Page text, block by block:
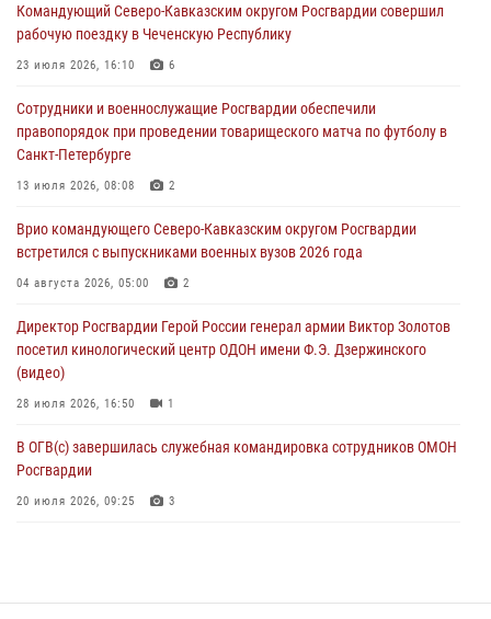
настольному теннису ко Дню физкультурника
08 августа 2026, 07:00
ограниченными возможностями здоровья (видео)
08 августа 2026, 06:32 1
Спецназ Росгвардии в Марий Эл почтил память товарища на
08 августа 2026, 06:15 9
День физкультурника в Уральском округе Росгвардии отметили
08 августа 2026, 06:03
Командующий Северо-Кавказским округом Росгвардии совершил
рабочую поездку в Чеченскую Республику
23 июля 2026, 16:10 6
Сотрудники и военнослужащие Росгвардии обеспечили
правопорядок при проведении товарищеского матча по футболу в
Санкт-Петербурге
13 июля 2026, 08:08 2
Врио командующего Северо-Кавказским округом Росгвардии
встретился с выпускниками военных вузов 2026 года
04 августа 2026, 05:00 2
Директор Росгвардии Герой России генерал армии Виктор Золотов
посетил кинологический центр ОДОН имени Ф.Э. Дзержинского
(видео)
28 июля 2026, 16:50 1
В ОГВ(с) завершилась служебная командировка сотрудников ОМОН
Росгвардии
20 июля 2026, 09:25 3